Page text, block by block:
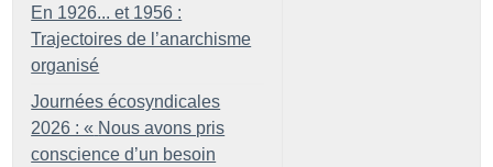
En 1926... et 1956 :
Trajectoires de l’anarchisme
organisé
Journées écosyndicales
2026 : « Nous avons pris
conscience d’un besoin